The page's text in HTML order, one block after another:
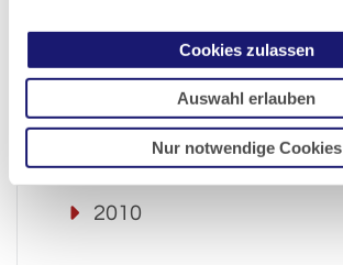
Cookies zulassen
Auswahl erlauben
Nur notwendige Cookies
2012
2010